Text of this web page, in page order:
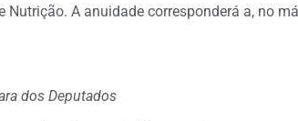
Nutrição. A anuidade corresponderá a, no
dos Deputados